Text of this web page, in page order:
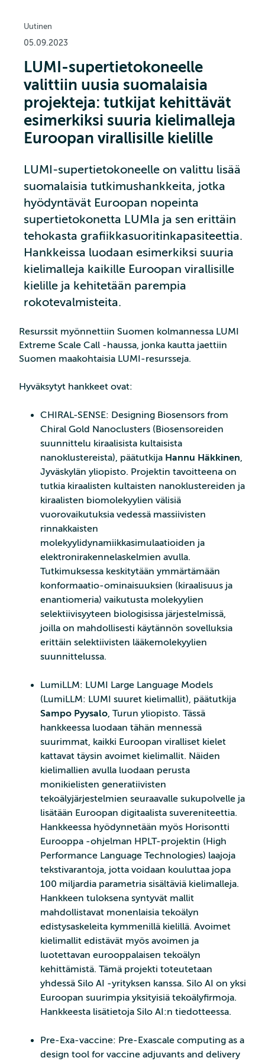
Uutinen
05.09.2023
LUMI-supertietokoneelle
valittiin uusia suomalaisia
projekteja: tutkijat kehittävät
esimerkiksi suuria kielimalleja
Euroopan virallisille kielille
LUMI-supertietokoneelle on valittu lisää
suomalaisia tutkimushankkeita, jotka
hyödyntävät Euroopan nopeinta
supertietokonetta LUMIa ja sen erittäin
tehokasta grafiikkasuoritinkapasiteettia.
Hankkeissa luodaan esimerkiksi suuria
kielimalleja kaikille Euroopan virallisille
kielille ja kehitetään parempia
rokotevalmisteita.
Resurssit myönnettiin Suomen kolmannessa LUMI
Extreme Scale Call -haussa, jonka kautta jaettiin
Suomen maakohtaisia LUMI-resursseja.
Hyväksytyt hankkeet ovat:
CHIRAL-SENSE: Designing Biosensors from
Chiral Gold Nanoclusters (Biosensoreiden
suunnittelu kiraalisista kultaisista
nanoklustereista), päätutkija Hannu Häkkinen,
Jyväskylän yliopisto. Projektin tavoitteena on
tutkia kiraalisten kultaisten nanoklustereiden ja
kiraalisten biomolekyylien välisiä
vuorovaikutuksia vedessä massiivisten
rinnakkaisten
molekyylidynamiikkasimulaatioiden ja
elektronirakennelaskelmien avulla.
Tutkimuksessa keskitytään ymmärtämään
konformaatio-ominaisuuksien (kiraalisuus ja
enantiomeria) vaikutusta molekyylien
selektiivisyyteen biologisissa järjestelmissä,
joilla on mahdollisesti käytännön sovelluksia
erittäin selektiivisten lääkemolekyylien
suunnittelussa.
LumiLLM: LUMI Large Language Models
(LumiLLM: LUMI suuret kielimallit), päätutkija
Sampo Pyysalo, Turun yliopisto. Tässä
hankkeessa luodaan tähän mennessä
suurimmat, kaikki Euroopan viralliset kielet
kattavat täysin avoimet kielimallit. Näiden
kielimallien avulla luodaan perusta
monikielisten generatiivisten
tekoälyjärjestelmien seuraavalle sukupolvelle ja
lisätään Euroopan digitaalista suvereniteettia.
Hankkeessa hyödynnetään myös Horisontti
Eurooppa -ohjelman HPLT-projektin (High
Performance Language Technologies) laajoja
tekstivarantoja, jotta voidaan kouluttaa jopa
100 miljardia parametria sisältäviä kielimalleja.
Hankkeen tuloksena syntyvät mallit
mahdollistavat monenlaisia tekoälyn
edistysaskeleita kymmenillä kielillä. Avoimet
kielimallit edistävät myös avoimen ja
luotettavan eurooppalaisen tekoälyn
kehittämistä. Tämä projekti toteutetaan
yhdessä Silo AI -yrityksen kanssa. Silo AI on yksi
Euroopan suurimpia yksityisiä tekoälyfirmoja.
Hankkeesta lisätietoja Silo AI:n tiedotteessa.
Pre-Exa-vaccine: Pre-Exascale computing as a
design tool for vaccine adjuvants and delivery